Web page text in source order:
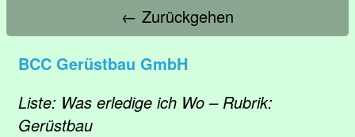
← Zurückgehen
BCC Gerüstbau GmbH
Liste: Was erledige ich Wo – Rubrik:
Gerüstbau